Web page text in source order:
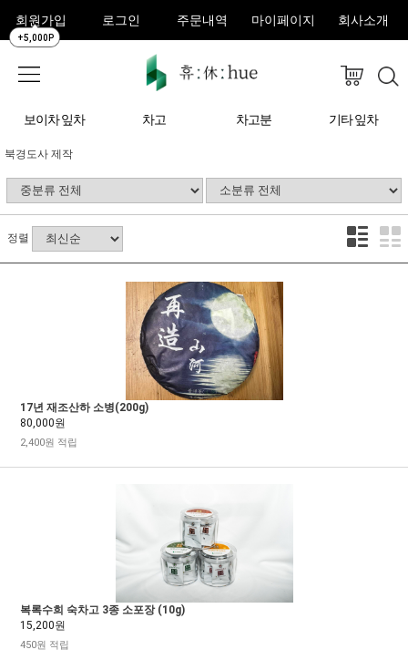
회원가입
+5,000P
로그인 주문내역 마이페이지 회사소개
보이차 잎차 차고 차고분 기타 잎차
북경도사 제작
정렬
17년 재조산하 소병(200g)
80,000원
2,400원 적립
복록수희 숙차고 3종 소포장 (10g)
15,200원
450원 적립